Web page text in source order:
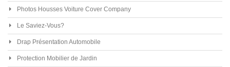
Photos Housses Voiture Cover Company
Le Saviez-Vous?
Drap Présentation Automobile
Protection Mobilier de Jardin